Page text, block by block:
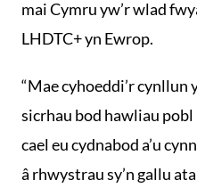
mai Cymru yw’r wlad
LHDTC+ yn Ewrop.
“Mae cyhoeddi’r cynllun
sicrhau bod hawliau
cael eu cydnabod a’u
â rhwystrau sy’n gallu